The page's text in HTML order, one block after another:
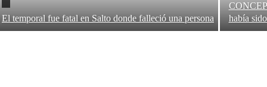
El temporal fue fatal en Salto donde falleció una persona
había